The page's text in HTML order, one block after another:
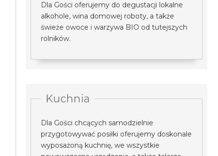
Dla Gości oferujemy do degustacji lokalne
alkohole, wina domowej roboty, a także
świeże owoce i warzywa BIO od tutejszych
rolników.
Kuchnia
Dla Gości chcących samodzielnie
przygotowywać posiłki oferujemy doskonale
wyposażoną kuchnię, we wszystkie